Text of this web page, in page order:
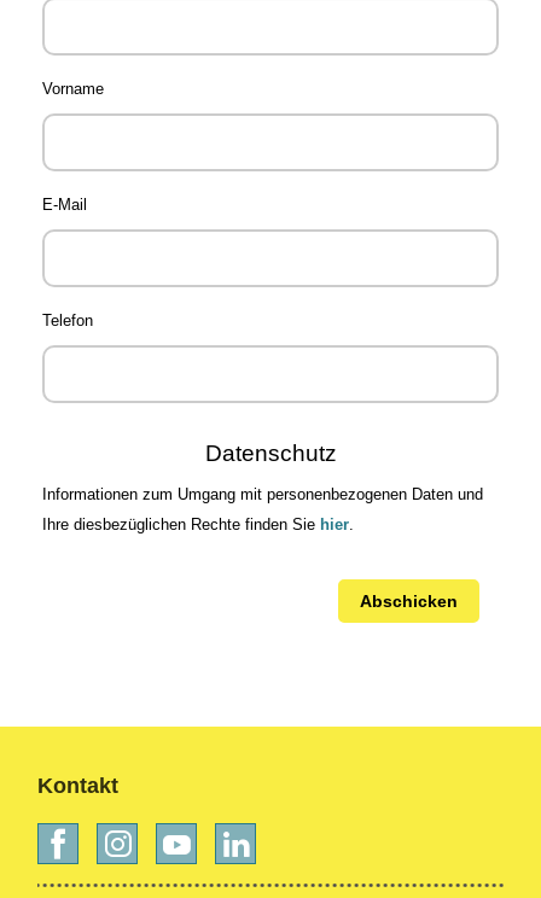
Vorname
E-Mail
Telefon
Datenschutz
Informationen zum Umgang mit personenbezogenen Daten und
Ihre diesbezüglichen Rechte finden Sie hier
Abschicken
Kontakt